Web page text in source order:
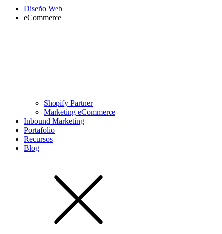
Diseño Web
eCommerce
Shopify Partner
Marketing eCommerce
Inbound Marketing
Portafolio
Recursos
Blog